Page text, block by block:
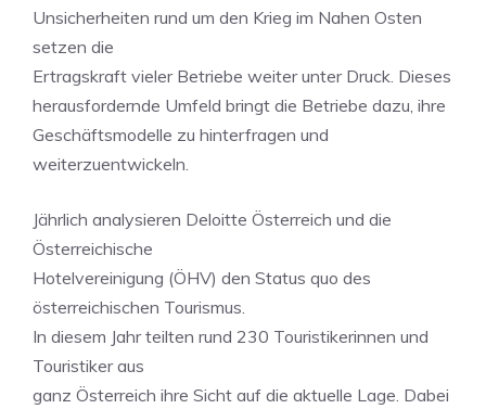
Unsicherheiten rund um den Krieg im Nahen Osten
setzen die
Ertragskraft vieler Betriebe weiter unter Druck. Dieses
herausfordernde Umfeld bringt die Betriebe dazu, ihre
Geschäftsmodelle zu hinterfragen und
weiterzuentwickeln.
Jährlich analysieren Deloitte Österreich und die
Österreichische
Hotelvereinigung (ÖHV) den Status quo des
österreichischen Tourismus.
In diesem Jahr teilten rund 230 Touristikerinnen und
Touristiker aus
ganz Österreich ihre Sicht auf die aktuelle Lage. Dabei